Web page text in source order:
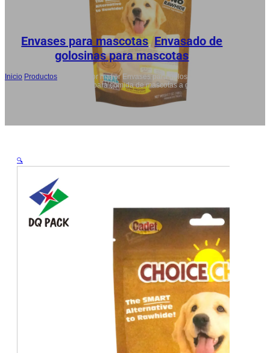
Envases para mascotas,Envasado de
golosinas para mascotas
Inicio Productos
Venta al por mayor Envases para golosinas para
perros , Bolsas reciclables para comida de mascotas a granel
🔍